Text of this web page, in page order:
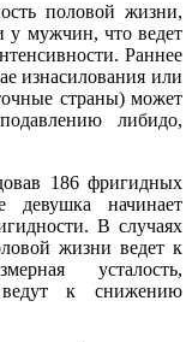
половой жизни,
у мужчин, что ведет
Раннее
изнасилования или
страны) может
либидо,
186 фригидных
начинает
В случаях
жизни ведет к
усталость,
ведут к снижению